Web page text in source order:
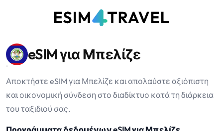
eSIM για Μπελίζε
Αποκτήστε eSIM για Μπελίζε και απολαύστε αξιόπιστη
και οικονομική σύνδεση στο διαδίκτυο κατά τη διάρκεια
του ταξιδιού σας.